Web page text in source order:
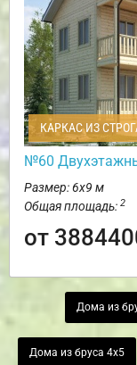
КАРКАС ИЗ
№60
Размер: 6х9 м
Общая площадь: 2
от
Дома из
Дома из бруса 4х5